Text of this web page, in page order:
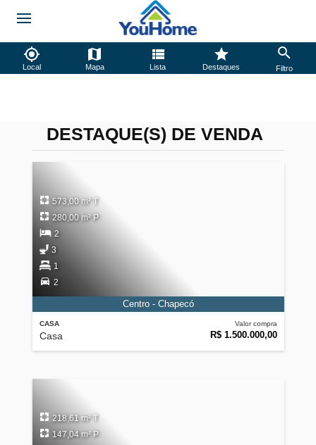
Local Mapa Lista Destaques Filtro
DESTAQUE(S) DE VENDA
CASA
Casa
Valor compra
R$ 1.500.000,00
573,00 m² T
280,00 m² P
2
3
1
2
Centro - Chapecó
218,61 m² T
147,04 m² P